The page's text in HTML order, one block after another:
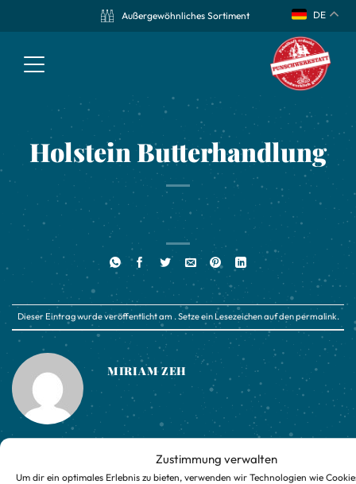
Zustimmung verwalten
Um dir ein optimales Erlebnis zu bieten, verwenden wir Technologien wie
Außergewöhnliches Sortiment DE
Holstein Butterhandlung
Dieser Eintrag wurde veröffentlicht am . Setze ein Lesezeichen auf denpermalink.
MIRIAM ZEH
Rum & Co. GmbH